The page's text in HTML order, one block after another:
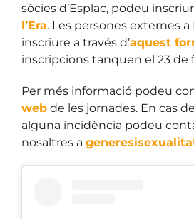
sòcies d’Esplac, podeu
l’Era. Les persones externes
inscriure a través d’aquest
inscripcions tanquen el 23 de
Per més informació podeu
webde les jornades. En cas
alguna incidència podeu
nosaltres a